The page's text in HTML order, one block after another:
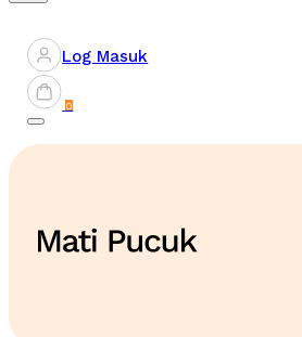
Log Masuk
0